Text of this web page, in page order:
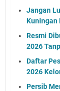
Jangan
Kuningan
Resmi
2026
Daftar
2026
Persib